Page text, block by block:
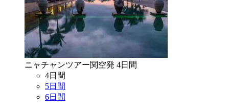
ニャチャンツアー関空発 4日間
4日間
5日間
6日間